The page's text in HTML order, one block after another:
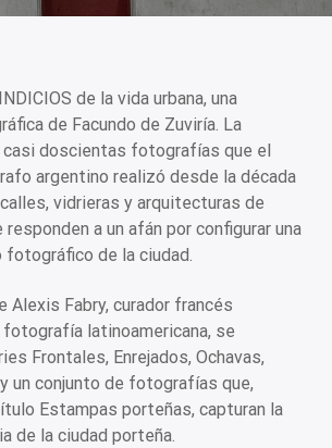
de la vida urbana, una
de Facundo de Zuviría. La
casi doscientas fotografías que el
argentino realizó desde la década
vidrieras y arquitecturas de
responden a un afán por configurar una
fotográfico de la ciudad.
Alexis Fabry, curador francés
latinoamericana, se
Frontales, Enrejados, Ochavas,
un conjunto de fotografías que,
Estampas porteñas, capturan la
de la ciudad porteña.